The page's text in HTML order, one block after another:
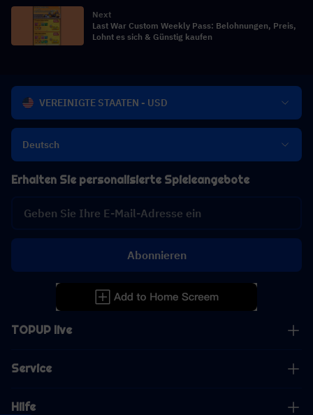
Next
Last War Custom Weekly Pass: Belohnungen, Preis,
Lohnt es sich & Günstig kaufen
VEREINIGTE STAATEN - USD
Deutsch
TOPUP live
Service
Hilfe
Erhalten Sie personalisierte Spieleangebote
Abonnieren